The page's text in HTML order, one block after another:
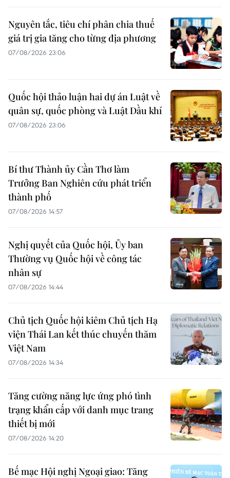
Nguyên tắc, tiêu chí phân chia thuế
giá trị gia tăng cho từng địa phương
07/08/2026 23:06
Quốc hội thảo luận hai dự án Luật về
quân sự, quốc phòng và Luật Dầu khí
07/08/2026 23:06
Bí thư Thành ủy Cần Thơ làm
Trưởng Ban Nghiên cứu phát triển
thành phố
07/08/2026 14:57
Nghị quyết của Quốc hội, Ủy ban
Thường vụ Quốc hội về công tác
nhân sự
07/08/2026 14:44
Chủ tịch Quốc hội kiêm Chủ tịch Hạ
viện Thái Lan kết thúc chuyến thăm
Việt Nam
07/08/2026 14:34
Tăng cường năng lực ứng phó tình
trạng khẩn cấp với danh mục trang
thiết bị mới
07/08/2026 14:20
Bế mạc Hội nghị Ngoại giao: Tăng